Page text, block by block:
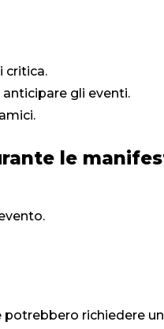
critica.
gli eventi.
le
potrebbero richiedere